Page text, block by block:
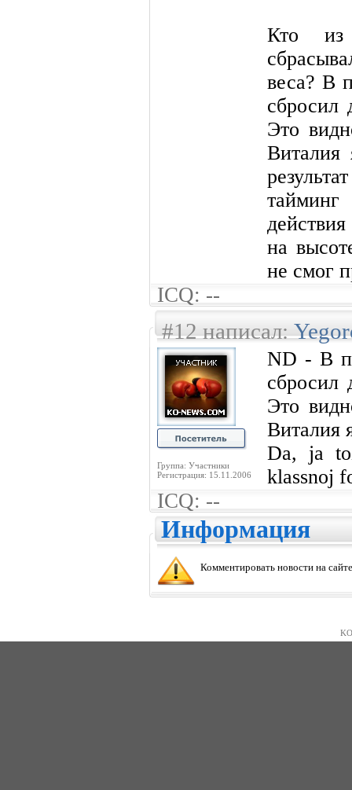
Кто из
веса? В
сбросил
Это
Виталия
на
не смог
ICQ: --
#12 написал:
Группа: Участники
Регистрация: 15.11.2006
ND - В
сбросил
Это
Виталия
Da, ja
klassnoj
ICQ: --
Информация
Комментировать новости на